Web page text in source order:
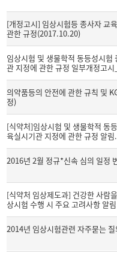
[개정고시] 임상시험등 종사자 교
관한 규정(2017.10.20)
임상시험 및 생물학적 동등성시험
관 지정에 관한 규정 일부개정고
의약품등의 안전에 관한 규칙 및
정)
[식약처]임상시험 및 생물학적 동
육실시기관 지정에 관한 규정 알림.
2016년 2월 정규*신속 심의 일정
[식약처 임상제도과] 건강한 사람
상시험 수행 시 주요 고려사항 알림
2014년 임상시험관련 자주묻는